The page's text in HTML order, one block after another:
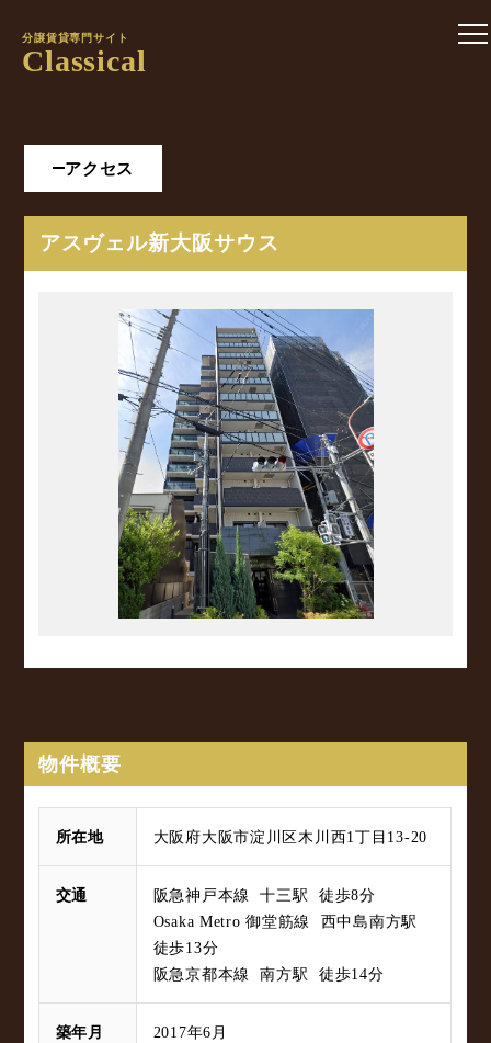
分譲賃貸専門サイト
Classical
アクセス
アスヴェル新大阪サウス
物件概要
所在地 大阪府大阪市淀川区木川西1丁目13-20
交通
阪急神戸本線 十三駅 徒歩8分
Osaka Metro 御堂筋線 西中島南方駅
徒歩13分
阪急京都本線 南方駅 徒歩14分
築年月 2017年6月